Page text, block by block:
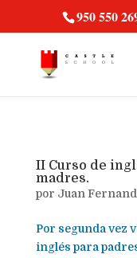
950 550
II Curso de
madres.
por Juan
Por segunda vez
inglés para